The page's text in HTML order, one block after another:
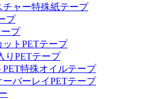
チャー特殊紙テープ
プ
プ
ットPETテープ
りPETテープ
PET特殊オイルテープ
ーバーレイPETテープ